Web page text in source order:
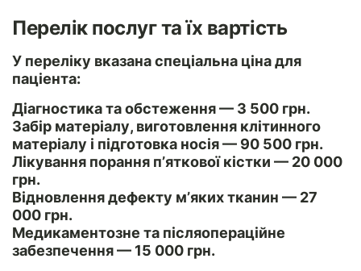
Перелік послуг та їх вартість
У переліку вказана спеціальна ціна для
паціента:
Діагностика та обстеження — 3 500 грн.
Забір матеріалу, виготовлення клітинного
матеріалу і підготовка носія — 90 500 грн.
Лікування порання п’яткової кістки — 20 000
грн.
Відновлення дефекту м’яких тканин — 27
000 грн.
Медикаментозне та післяопераційне
забезпечення — 15 000 грн.